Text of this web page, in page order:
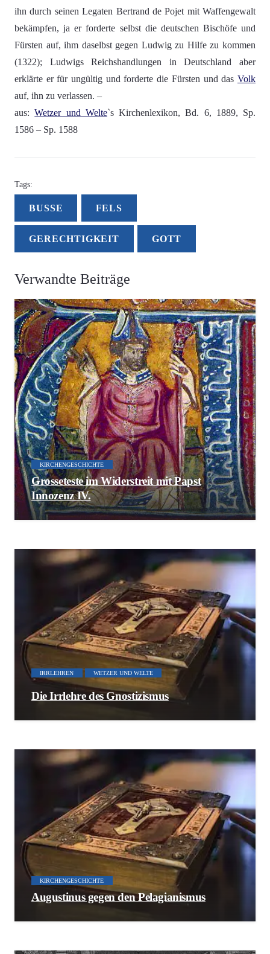
ihn durch seinen Legaten Bertrand de Pojet mit Waffengewalt
bekämpfen, ja er forderte selbst die deutschen Bischöfe und
Fürsten auf, ihm daselbst gegen Ludwig zu Hilfe zu kommen
(1322); Ludwigs Reichshandlungen in Deutschland aber
erklärte er für ungültig und forderte die Fürsten und das Volk
auf, ihn zu verlassen. –
aus:Wetzer und Welte`s Kirchenlexikon, Bd. 6, 1889, Sp.
1586 – Sp. 1588
Tags:
BUSSE FELS
GERECHTIGKEIT GOTT
Verwandte Beiträge
KIRCHENGESCHICHTE
Grosseteste im Widerstreit mit Papst
Innozenz IV.
IRRLEHREN WETZER UND WELTE
Die Irrlehre des Gnostizismus
KIRCHENGESCHICHTE
Augustinus gegen den Pelagianismus